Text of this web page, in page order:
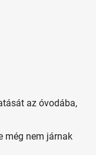
az óvodába,
még nem járnak